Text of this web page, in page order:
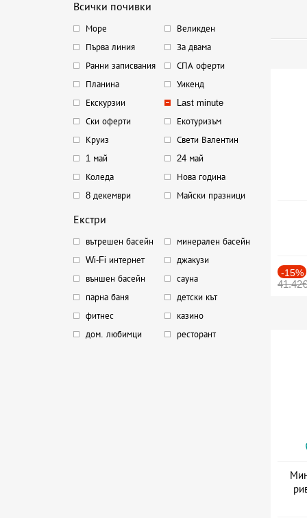
Всички почивки
Море
Великден
Първа линия
За двама
Ранни записвания
СПА оферти
Планина
Уикенд
Екскурзии
Last minute
Ски оферти
Екотуризъм
Круиз
Свети Валентин
1 май
24 май
Коледа
Нова година
8 декември
Майски празници
Екстри
вътрешен басейн
минерален басейн
Wi-Fi интернет
джакузи
външен басейн
сауна
парна баня
детски кът
фитнес
казино
дом. любимци
ресторант
-15%
41.42€